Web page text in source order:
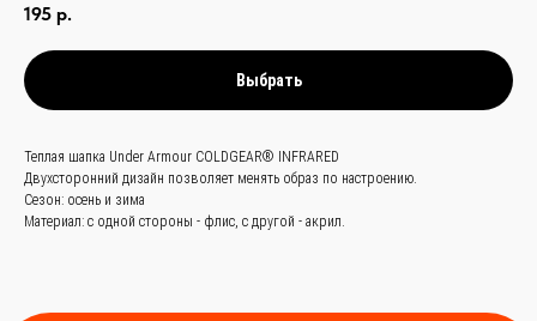
195 р.
Выбрать
Теплая шапка Under Armour COLDGEAR® INFRARED
Двухсторонний дизайн позволяет менять образ по настроению.
Сезон: осень и зима
Материал: с одной стороны - флис, с другой - акрил.
связаться с
нами —просто
и быстро
Заказать звонок
86 (136) 00-08-
+